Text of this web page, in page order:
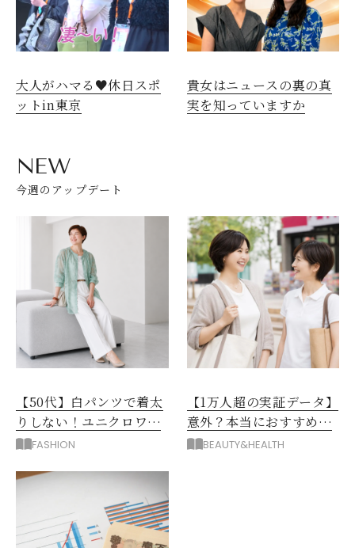
大人がハマる♥休日スポ
ットin東京
貴女はニュースの裏の真
実を知っていますか
NEW
今週のアップデート
【50代】白パンツで着太
りしない！ユニクロワイ
ドパンツ夏の着回しテク
FASHION
【1万人超の実証データ】
意外？本当におすすめな
運動とストレス解消法と
BEAUTY&HEALTH